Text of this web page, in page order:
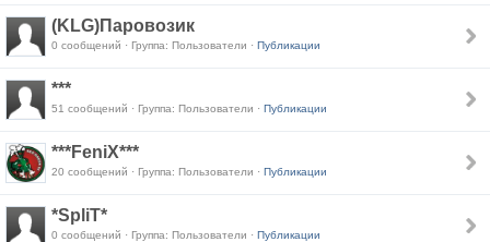
(KLG)Паровозик
0 сообщений · Группа: Пользователи · Публикации
***
51 сообщений · Группа: Пользователи · Публикации
***FeniX***
20 сообщений · Группа: Пользователи · Публикации
*SpliT*
0 сообщений · Группа: Пользователи · Публикации